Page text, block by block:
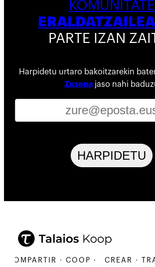
KOMUNITATE
PARTE IZAN
Harpidetu urtaro bakoitzarekin
Zuzena jaso nahi
HARPIDETU
· COOP · CREAR ·